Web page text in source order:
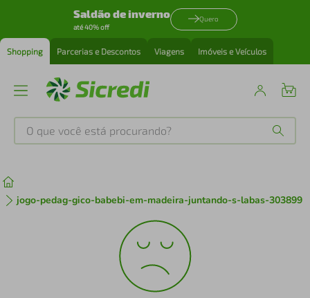
Saldão de inverno
até 40% off
Quero
Shopping Parcerias e Descontos Viagens Imóveis e Veículos
O que você está procurando?
jogo-pedag-gico-babebi-em-madeira-juntando-s-labas-303899
tenis